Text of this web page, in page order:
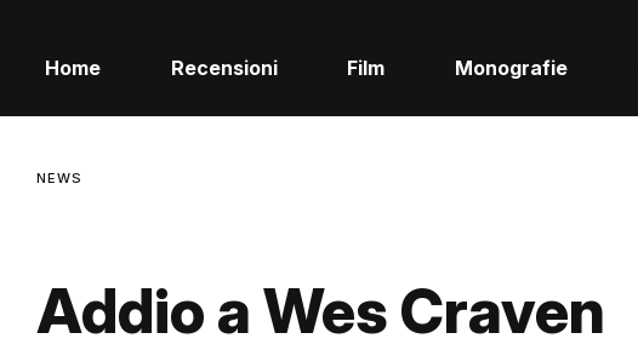
Home Recensioni Film Monografie
NEWS
Addio a Wes Craven